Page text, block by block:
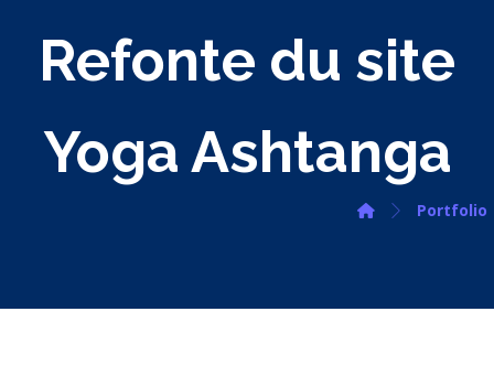
Refonte du site
Yoga Ashtanga
Portfolio